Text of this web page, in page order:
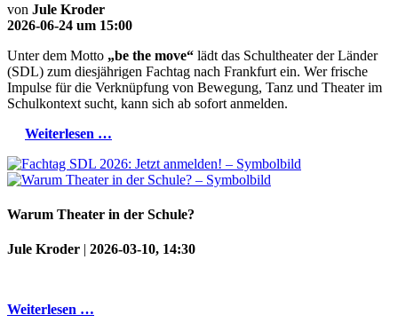
von Jule Kroder
2026-06-24 um 15:00
Unter dem Motto „be the move“ lädt das Schultheater der Länder
(SDL) zum diesjährigen Fachtag nach Frankfurt ein. Wer frische
Impulse für die Verknüpfung von Bewegung, Tanz und Theater im
Schulkontext sucht, kann sich ab sofort anmelden.
Weiterlesen …
Warum Theater in der Schule?
Jule Kroder | 2026-03-10, 14:30
Weiterlesen …